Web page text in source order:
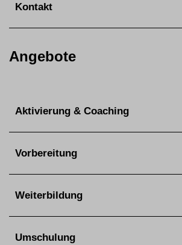
Kontakt
Angebote
Aktivierung & Coaching
Vorbereitung
Weiterbildung
Umschulung